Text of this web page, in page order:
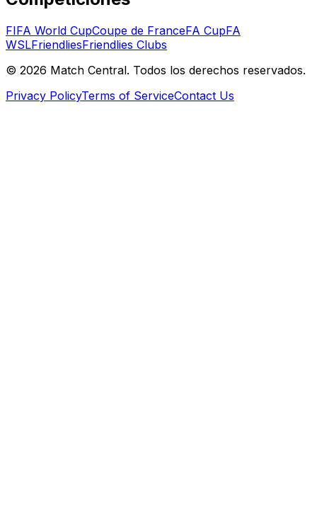
FIFA World CupCoupe de FranceFA CupFA
WSLFriendliesFriendlies Clubs
© 2026 Match Central. Todos los derechos reservados.
Privacy PolicyTerms of ServiceContact Us